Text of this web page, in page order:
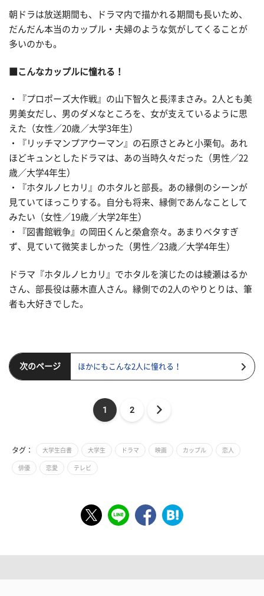
朝ドラは放送期間も、ドラマ内で描かれる期間も長いため、
だんだん本当のカップル・夫婦のような気がしてくることが
多いのかも。
■こんなカップルに憧れる！
・『プロポーズ大作戦』の山下智久と長澤まさみ。2人とも美
男美女だし、男のダメなところを、女が支えているように思
えた（女性／20歳／大学3年生）
・『リッチマンプアウーマン』の石原さとみと小栗旬。あれ
ほどキュンとしたドラマは、あの当時久々だった（男性／22
歳／大学4年生）
・『ホタルノヒカリ』のホタルと部長。あの縁側のシーンが
見ていてほっこりする。自分も将来、縁側であんなことして
みたい（女性／19歳／大学2年生）
・『図書館戦争』の岡田くんと榮倉奈々。あまりベタすぎ
ず、見ていて微笑ましかった（男性／23歳／大学4年生）
ドラマ『ホタルノヒカリ』でホタルを演じたのは綾瀬はるか
さん、部長役は藤木直人さん。縁側での2人のやりとりは、筆
者も大好きでした。
次のページ ほかにもこんな2人に憧れる！
1 2
タグ： 大学生白書 大学生 ドラマ 映画 カップル 恋人
俳優 恋愛 テレビ